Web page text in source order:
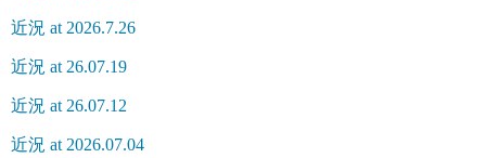
近況 at 2026.7.26
近況 at 26.07.19
近況 at 26.07.12
近況 at 2026.07.04